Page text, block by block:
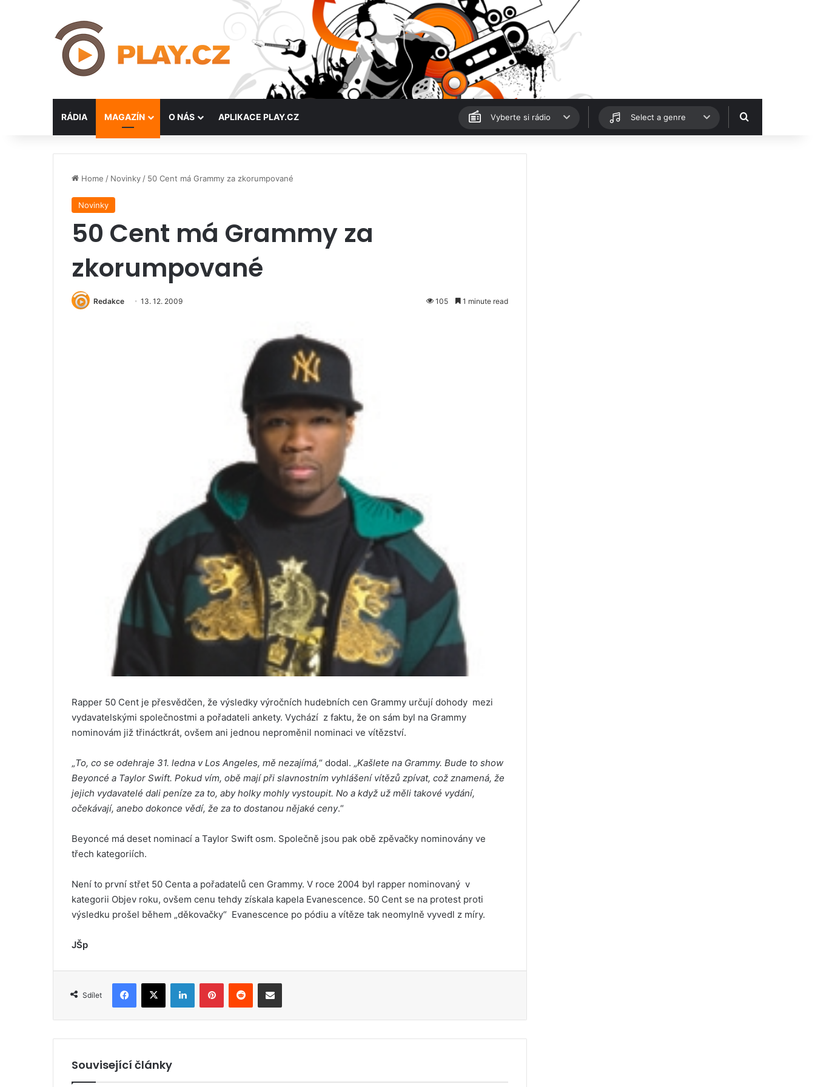
RÁDIA MAGAZÍN O NÁS APLIKACE PLAY.CZ Vyberte si rádio Select a genre Hledat
Home / Novinky / 50 Cent má Grammy za zkorumpované
Novinky
50 Cent má Grammy za
zkorumpované
Redakce 13. 12. 2009 105 1 minute read
Rapper 50 Cent je přesvědčen, že výsledky výročních hudebních cen Grammy určují dohody mezi
vydavatelskými společnostmi a pořadateli ankety. Vychází z faktu, že on sám byl na Grammy
nominovám již třináctkrát, ovšem ani jednou neproměnil nominaci ve vítězství.
„To, co se odehraje 31. ledna v Los Angeles, mě nezajímá,“ dodal. „Kašlete na Grammy. Bude to show
Beyoncé a Taylor Swift. Pokud vím, obě mají při slavnostním vyhlášení vítězů zpívat, což znamená, že
jejich vydavatelé dali peníze za to, aby holky mohly vystoupit. No a když už měli takové vydání,
očekávají, anebo dokonce vědí, že za to dostanou nějaké ceny.“
Beyoncé má deset nominací a Taylor Swift osm. Společně jsou pak obě zpěvačky nominovány ve
třech kategoriích.
Není to první střet 50 Centa a pořadatelů cen Grammy. V roce 2004 byl rapper nominovaný v
kategorii Objev roku, ovšem cenu tehdy získala kapela Evanescence. 50 Cent se na protest proti
výsledku prošel během „děkovačky“ Evanescence po pódiu a vítěze tak neomylně vyvedl z míry.
JŠp
Sdílet
Související články